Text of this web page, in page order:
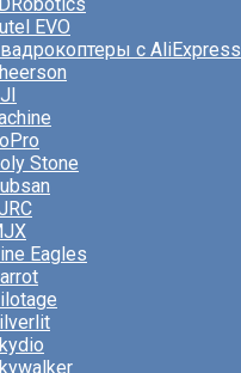
EVO
с AliExpress
Stone
Eagles